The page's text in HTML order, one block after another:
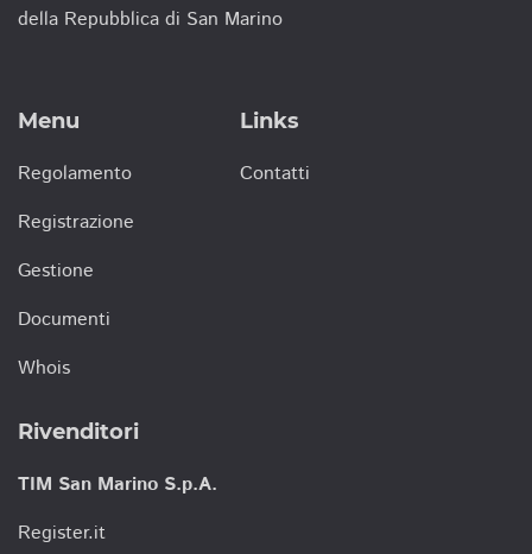
della Repubblica di San Marino
Menu
Regolamento
Registrazione
Gestione
Documenti
Whois
Links
Contatti
Rivenditori
TIM San Marino S.p.A.
Register.it